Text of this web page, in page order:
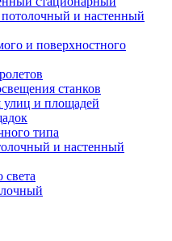
и настенный
и поверхностного
станков
улиц и площадей
типа
и настенный